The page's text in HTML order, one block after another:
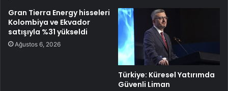
Gran Tierra Energy hisseleri
Kolombiya ve Ekvador
satışıyla %31 yükseldi
Ağustos 6, 2026
Türkiye: Küresel Yatırımda
Güvenli Liman